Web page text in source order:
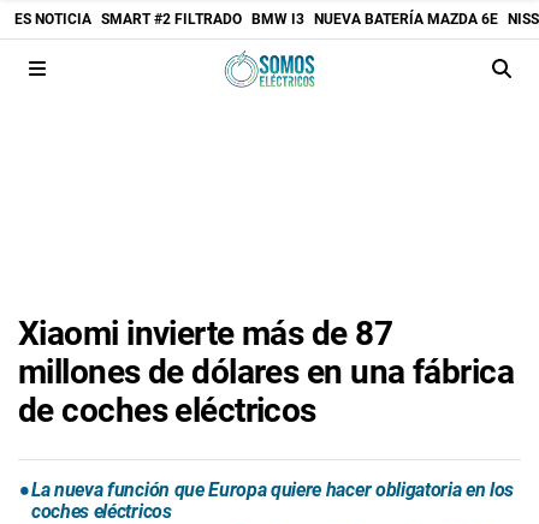
ES NOTICIA SMART #2 FILTRADO BMW I3 NUEVA BATERÍA MAZDA 6E
Xiaomi invierte más de 87
millones de dólares en una fábrica
de coches eléctricos
La nueva función que Europa quiere hacer obligatoria en los
coches eléctricos